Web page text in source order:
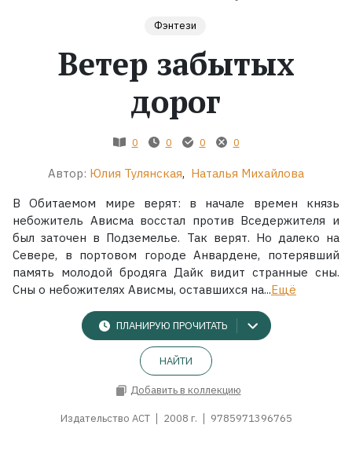
Серии
Коллекции
Фэнтези
Ветер забытых
дорог
0 0 0 0
Автор: Юлия Тулянская, Наталья Михайлова
В Обитаемом мире верят: в начале времен князь
небожитель Ависма восстал против Вседержителя и
был заточен в Подземелье. Так верят. Но далеко на
Севере, в портовом городе Анвардене, потерявший
память молодой бродяга Дайк видит странные сны.
Сны о небожителях Ависмы, оставшихся на...Ещё
ПЛАНИРУЮ ПРОЧИТАТЬ
НАЙТИ
Добавить в коллекцию
Издательство АСТ 2008 г. 9785971396765